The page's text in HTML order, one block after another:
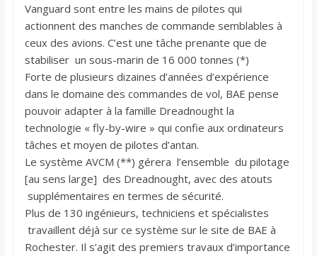
Vanguard sont entre les mains de pilotes qui
actionnent des manches de commande semblables à
ceux des avions. C’est une tâche prenante que de
stabiliser un sous-marin de 16 000 tonnes (*)
Forte de plusieurs dizaines d’années d’expérience
dans le domaine des commandes de vol, BAE pense
pouvoir adapter à la famille Dreadnought la
technologie « fly-by-wire » qui confie aux ordinateurs
tâches et moyen de pilotes d’antan.
Le système AVCM (**) gérera l’ensemble du pilotage
[au sens large] des Dreadnought, avec des atouts
supplémentaires en termes de sécurité.
Plus de 130 ingénieurs, techniciens et spécialistes
travaillent déjà sur ce système sur le site de BAE à
Rochester. Il s’agit des premiers travaux d’importance